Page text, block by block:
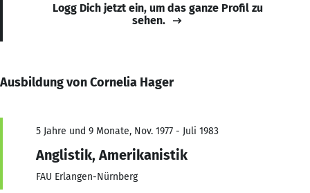
Logg Dich jetzt ein, um das ganze Profil zu
sehen.
Ausbildung von Cornelia Hager
5 Jahre und 9 Monate, Nov. 1977 - Juli 1983
Anglistik, Amerikanistik
FAU Erlangen-Nürnberg